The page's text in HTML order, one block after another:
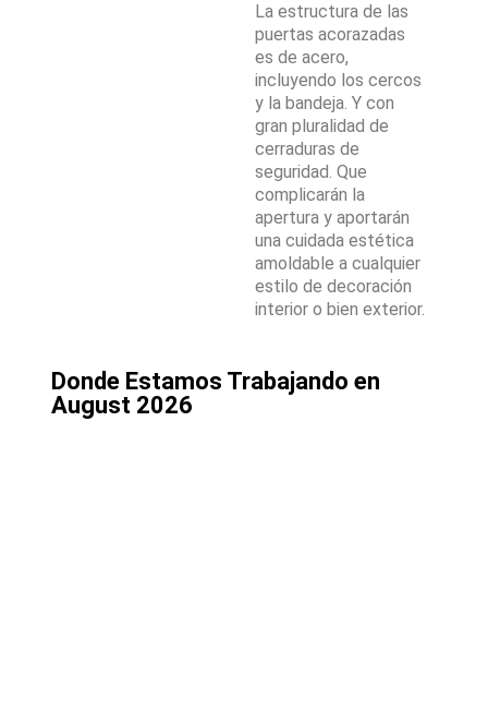
La estructura de las
puertas acorazadas
es de acero,
incluyendo los cercos
y la bandeja. Y con
gran pluralidad de
cerraduras de
seguridad. Que
complicarán la
apertura y aportarán
una cuidada estética
amoldable a cualquier
estilo de decoración
interior o bien exterior.
Donde Estamos Trabajando en
August 2026